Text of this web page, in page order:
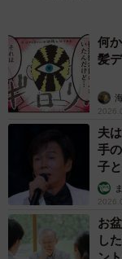
「細かい原因は色
ぎ）が1番大きな
案された先生によ
です。私は今回が
も勉強になりまし
この不思議なパン
た餅？」「パンの
ど様々な例えが寄
りとなってしまっ
す。
何
髪
夫
手
子
お
し